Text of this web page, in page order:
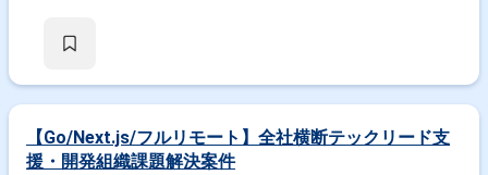
載データ活用アプリケーションの実装】 車両から送られてくるデータを扱
C++, React, Node.js FW：React.js, Next.js, EKS インフラ：AWS, Docker ■
働き方 稼働量：週5日 リモート稼働：フルリモート（PC受け渡しやキック
オフ時に出社・訪問の可能性あり） フレックス稼働：要相談 関わるサー
【Go/Next.js/フルリモート】全社横断テックリード支
援・開発組織課題解決案件